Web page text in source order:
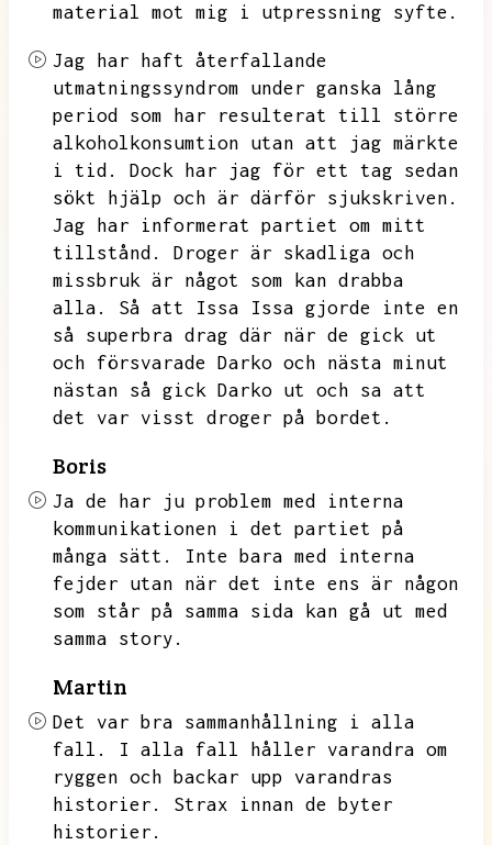
material mot mig i utpressning syfte.
Jag har haft återfallande
utmatningssyndrom under ganska lång
period som har resulterat till större
alkoholkonsumtion utan att jag märkte
i tid.
Dock har jag för ett tag sedan
sökt hjälp och är därför sjukskriven.
Jag har informerat partiet om mitt
tillstånd.
Droger är skadliga och
missbruk är något som kan drabba
alla.
Så att Issa Issa gjorde inte en
så superbra drag där när de gick ut
och försvarade Darko och nästa minut
nästan så gick Darko ut och sa att
det var visst droger på bordet.
Boris
Ja de har ju problem med interna
kommunikationen i det partiet på
många sätt.
Inte bara med interna
fejder utan när det inte ens är någon
som står på samma sida kan gå ut med
samma story.
Martin
Det var bra sammanhållning i alla
fall.
I alla fall håller varandra om
ryggen och backar upp varandras
historier.
Strax innan de byter
historier.